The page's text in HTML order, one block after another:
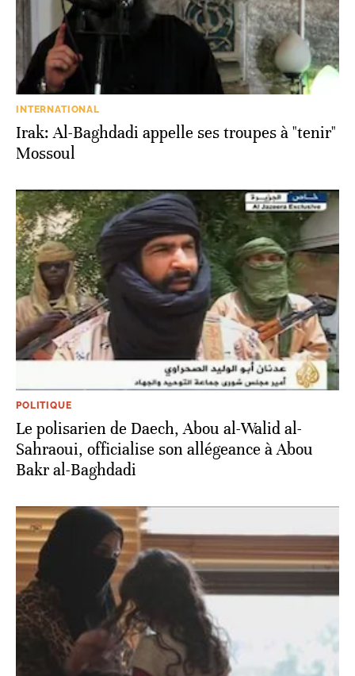
INTERNATIONAL
Irak: Al-Baghdadi appelle ses troupes à "tenir"
Mossoul
POLITIQUE
Le polisarien de Daech, Abou al-Walid al-
Sahraoui, officialise son allégeance à Abou
Bakr al-Baghdadi